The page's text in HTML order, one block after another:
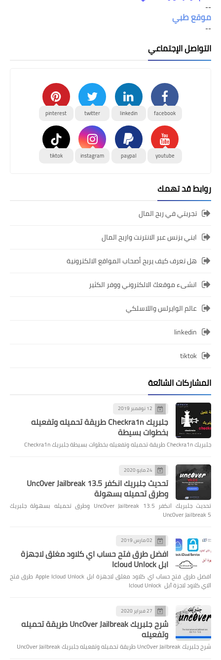
--
موقع طبي
--
التواصل الإجتماعي
facebook
linkedin
twitter
pinterest
youtube
paypal
instagram
tiktok
روابط قد تهمك
تجربتي في ربح المال
ابني بزنس عبر الانترنت واربح المال
هل تعرف كيف يربح أصحاب المواقع الالكترونية
انشىء موقعك الالكتروني ووفر الكثير
عالم الوايرلس واللاسلكي
linkedin
tiktok
المشاركات الشائعة
12 نوفمبر 2019
جلبريك Checkra1n طريقة تحميله وتفعيله
بخطوات بسيطة
جلبريك Checkra1n طريقة تحميله وتفعيله بخطوات بسيطة جلبريك Checkra1n
24 مايو 2020
تحديث جلبريك انكفر Unc0ver Jailbreak 13.5
وطرق تحميله بسهولة
تحديث جلبريك انكفر Unc0ver Jailbreak 13.5 وطرق تحميله بسهولة جلبريك
Unc0ver Jailbreak 5
02 مارس 2019
افضل طرق فتح حساب اي كلاود مغلق لاجهزة
ابل Icloud Unlock
افضل طرق فتح حساب اي كلاود مغلق لاجهزة ابل Apple Icloud Unlock طرق فتح
الاي كلاود لاجزة آبل Icloud Unlock
27 فبراير 2020
شرح جلبريك Unc0ver Jailbreak طريقة تحميله
وتفعيله
شرح جلبريك Unc0ver Jailbreak طريقة تحميله وتفعيله جلبريك Unc0ver Jailbreak